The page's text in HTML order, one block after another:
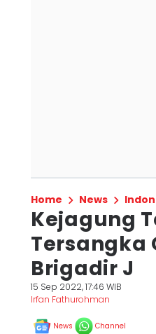
Home News
Kejagung
Tersangka
Brigadir J
15 Sep 2022, 17:46 WIB
Irfan Fathurohman
News Channel